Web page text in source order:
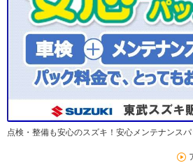
点検・整備も安心のスズキ！安心メンテナンスパ